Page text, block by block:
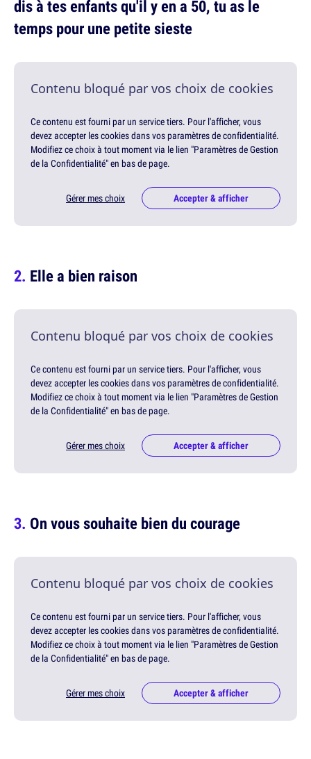
dis à tes enfants qu'il y en a 50, tu as le
temps pour une petite sieste
Contenu bloqué par vos choix de cookies
Ce contenu est fourni par un service tiers. Pour l'afficher, vous
devez accepter les cookies dans vos paramètres de confidentialité.
Modifiez ce choix à tout moment via le lien "Paramètres de Gestion
de la Confidentialité" en bas de page.
Gérer mes choix Accepter & afficher
Elle a bien raison
Contenu bloqué par vos choix de cookies
Ce contenu est fourni par un service tiers. Pour l'afficher, vous
devez accepter les cookies dans vos paramètres de confidentialité.
Modifiez ce choix à tout moment via le lien "Paramètres de Gestion
de la Confidentialité" en bas de page.
Gérer mes choix Accepter & afficher
On vous souhaite bien du courage
Contenu bloqué par vos choix de cookies
Ce contenu est fourni par un service tiers. Pour l'afficher, vous
devez accepter les cookies dans vos paramètres de confidentialité.
Modifiez ce choix à tout moment via le lien "Paramètres de Gestion
de la Confidentialité" en bas de page.
Gérer mes choix Accepter & afficher